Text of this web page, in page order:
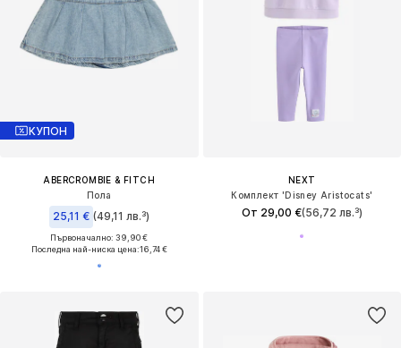
КУПОН
ABERCROMBIE & FITCH
Пола
25,11 € (49,11 лв.³)
Първоначално: 39,90 €
Последна най-ниска цена:16,74 €
NEXT
Комплект 'Disney Aristocats'
От 29,00 €(56,72 лв.³)